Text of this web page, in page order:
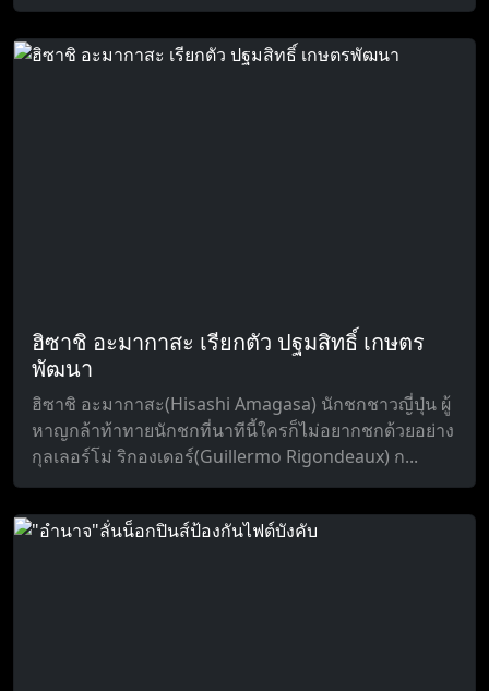
ฮิซาชิ อะมากาสะ เรียกตัว ปฐมสิทธิ์ เกษตร
พัฒนา
ฮิซาชิ อะมากาสะ(Hisashi Amagasa) นักชกชาวญี่ปุ่น ผู้
หาญกล้าท้าทายนักชกที่นาทีนี้ใครก็ไม่อยากชกด้วยอย่าง
กุลเลอร์โม่ ริกองเดอร์(Guillermo Rigondeaux) ก...